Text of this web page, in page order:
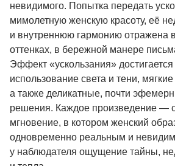
невидимого. Попытка передать
мимолетную женскую красоту, её
и внутреннюю гармонию отражена
оттенках, в бережной манере
Эффект «ускользания» достигается
использование света и тени,
а также деликатные, почти
решения. Каждое произведение —
мгновение, в котором женский
одновременно реальным и
у наблюдателя ощущение тайны,